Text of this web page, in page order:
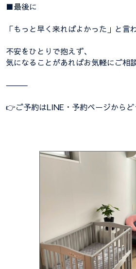
■最後に
「もっと早く来ればよかった」と言
不安をひとりで抱えず、
気になることがあればお気軽にご相
⸻
👉ご予約はLINE・予約ページからど